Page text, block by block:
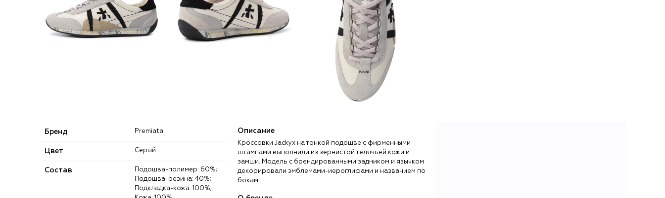
Бренд Premiata
Цвет Серый
Состав
Подошва-резина: 40%;
Подкладка-кожа: 100%;
Описание
Кроссовки Jackyx на тонкой подошве с фирменными
штампами выполнили из зернистой телячьей кожи и
замши. Модель с брендированными задником и язычком
декорировали эмблемами-иероглифами и названием по
бокам.